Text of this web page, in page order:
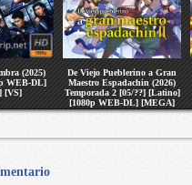
(2025)
WEB-DL]
[VS]
De Viejo Pueblerino a Gran
Maestro Espadachin (2026)
Temporada 2 [05/??] [Latino]
[1080p WEB-DL] [MEGA]
[VS]